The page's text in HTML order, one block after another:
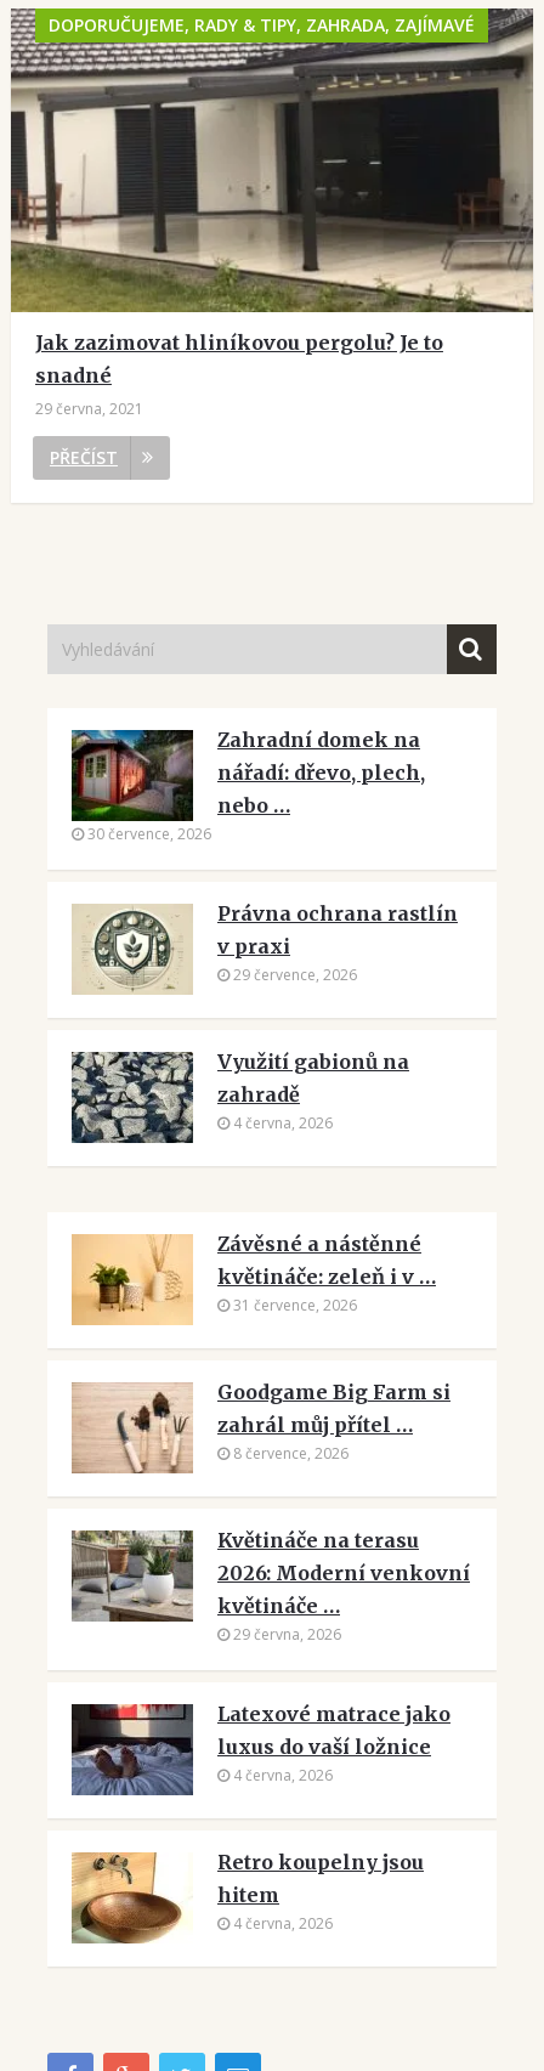
DOPORUČUJEME, RADY & TIPY, ZAHRADA, ZAJÍMAVÉ
Jak zazimovat hliníkovou pergolu? Je to
snadné
29 června, 2021
PŘEČÍST
Zahradní domek na
nářadí: dřevo, plech,
nebo …
30 července, 2026
Právna ochrana rastlín
v praxi
29 července, 2026
Využití gabionů na
zahradě
4 června, 2026
Závěsné a nástěnné
květináče: zeleň i v …
31 července, 2026
Goodgame Big Farm si
zahrál můj přítel …
8 července, 2026
Květináče na terasu
2026: Moderní venkovní
květináče …
29 června, 2026
Latexové matrace jako
luxus do vaší ložnice
4 června, 2026
Retro koupelny jsou
hitem
4 června, 2026